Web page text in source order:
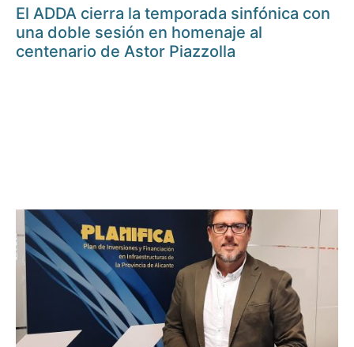
El ADDA cierra la temporada sinfónica con
una doble sesión en homenaje al
centenario de Astor Piazzolla